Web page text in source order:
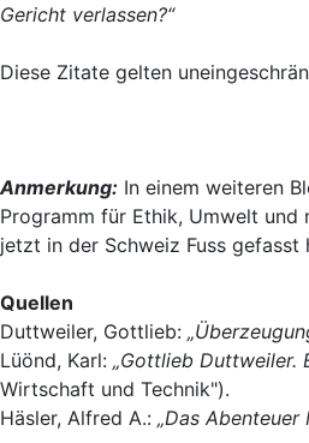
Gericht verlassen?“
Diese Zitate gelten
Anmerkung: In einem weiteren
Programm für Ethik, Umwelt
jetzt in der Schweiz Fuss gefasst
Quellen
Duttweiler, Gottlieb:
Lüönd, Karl: „Gottlieb Duttweiler.
Wirtschaft und Technik").
Häsler, Alfred A.: „Das Abenteuer